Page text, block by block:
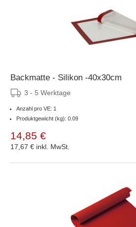
Backmatte - Silikon -40x30cm
3 - 5 Werktage
Anzahl pro VE: 1
Produktgewicht (kg): 0.09
14,85 €
17,67 € inkl. MwSt.